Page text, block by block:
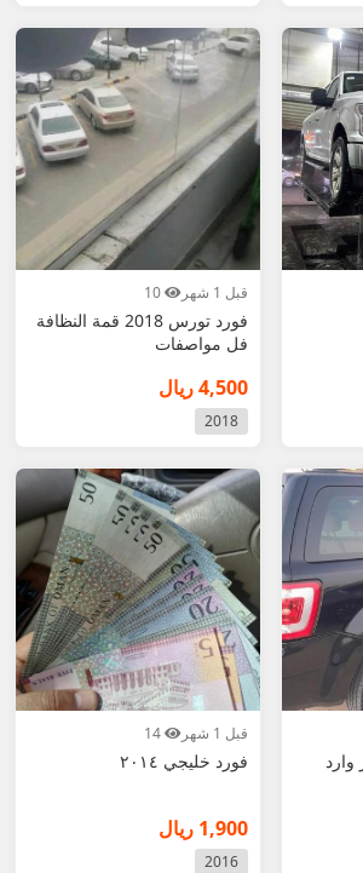
قبل 1 شهر
فورد تورس 2018 قمة النظافة
فل مواصفات
4,500 ريال
2018
وارد
قبل 1 شهر
فورد خليجي ٢٠١٤
1,900 ريال
2016